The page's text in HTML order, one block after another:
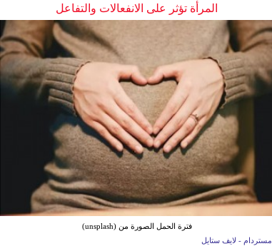
المرأة تؤثر على الانفعالات والتفاعل
فترة الحمل الصورة من (unsplash)
أمستردام - لايف ستايل